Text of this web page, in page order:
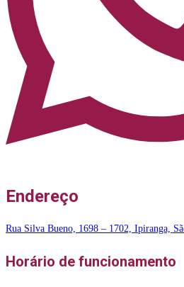
Endereço
Rua Silva Bueno, 1698 – 1702, Ipiranga,
Horário de funcionamento